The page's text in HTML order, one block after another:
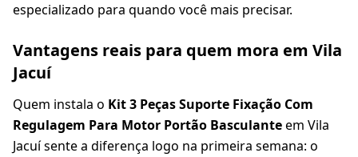
especializado para quando você mais precisar.
Vantagens reais para quem mora em Vila
Jacuí
Quem instala o Kit 3 Peças Suporte Fixação Com
Regulagem Para Motor Portão Basculanteem Vila
Jacuí sente a diferença logo na primeira semana: o